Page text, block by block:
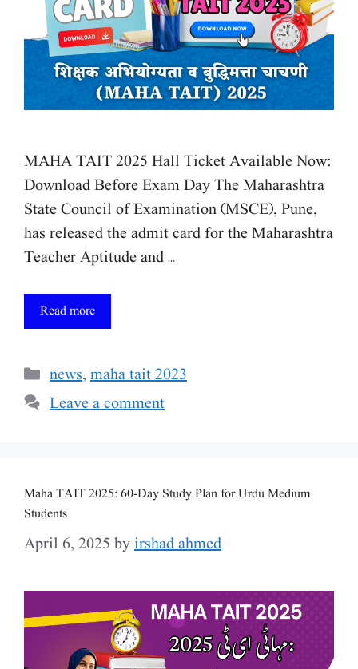
MAHA TAIT 2025 Hall Ticket Available Now:
Download Before Exam Day The Maharashtra
State Council of Examination (MSCE), Pune,
has released the admit card for the Maharashtra
Teacher Aptitude and …
Read more
Categories
news, maha tait 2023
Leave a comment
Maha TAIT 2025: 60-Day Study Plan for Urdu Medium
Students
April 6, 2025 byirshad ahmed